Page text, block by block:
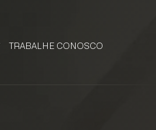
TRABALHE CONOSCO